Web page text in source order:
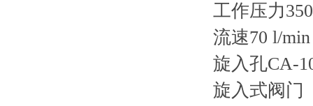
工作压力
流速70 l/
旋入孔CA-
旋入式阀门